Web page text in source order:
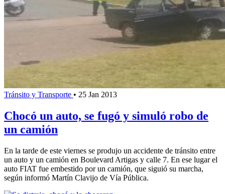
Tránsito y Transporte • 25 Jan 2013
Chocó un auto, se fugó y simuló robo de
un camión
En la tarde de este viernes se produjo un accidente de tránsito entre
un auto y un camión en Boulevard Artigas y calle 7. En ese lugar el
auto FIAT fue embestido por un camión, que siguió su marcha,
según informó Martín Clavijo de Vía Pública.